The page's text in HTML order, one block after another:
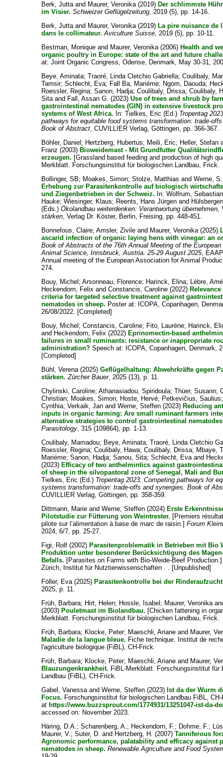
Berk, Juttaand Maurer, Veronika(2019) Der schlimmste
im Visier. Schweizer Geflügelzeitung, 2019 (5), pp. 14-16.
Berk, Juttaand Maurer, Veronika(2019) La pire nuisance de
dans le collimateur. Aviculture Suisse, 2019 (5), pp. 10-11.
Bestman, Monique and Maurer, Veronika(2006) Health and
organic poultry in Europe: state of the art and future
at: Joint Organic Congress, Odense, Denmark, May 30-31,
Beye, Aminata;Traoré, Linda Cletchio Gabriella;Coulibaly,
Tamsir;Schlecht, Eva; Fall Ba, Mariéme; Ngom, Daouda;
Roessler, Regina;Sanon, Hadja;Coulibaly, Drissa;Coulibaly,
Sitaand Fall, Assan G. (2023)Use of trees and shrub by
gastrointestinal nematodes (GIN) in extensive livestock
systems of West Africa. In:Tielkes, Eric (Ed.) Tropentag
pathways for equitable food systems transformation: trade-
Book of Abstract, CUVILLIER Verlag, Göttingen, pp. 366-367.
Böhler, Daniel ; Hertzberg, Hubertus; Meili, Eric; Heller, Stefan
Franz (2003) Bioweidemast - Mit Grundfutter
erzeugen. [Grassland based feeding and production of high
Merkblatt. Forschungsinstitut für biologischen Landbau, Frick.
Bollinger, SB; Moakes, Simon;Stolze, Matthias andWerne, S.
Erhebung zur Parasitenkontrolle auf biologisch
und Ziegenbetrieben in der Schweiz. In:Wolfrum, Sebastian
Hauke;Wiesinger, Klaus; Reents, Hans Jürgen and
(Eds.)Ökolandbau weiterdenken: Verantwortung übernehmen,
stärken, Verlag Dr. Köster, Berlin, Freising, pp. 448-451.
Bonnefous, Claire;Amsler, Zivile and Maurer, Veronika(2025)
ascarid infection of organic laying hens with vinegar: an
Book of Abstracts of the 76th Annual Meeting of the European
Animal Science, Innsbruck, Austria. 25-29 August 2025,
Annual meeting of the European Association for Animal
274.
Bouy, Michel ;Arsonneau, Florence; Harinck, Elina; Lèbre,
Heckendorn, Felix andConstancis, Caroline (2022)
criteria for targeted selective treatment against
nematodes in sheep. Poster at: ICOPA, Copanhagen,
26/08/2022. [Completed]
Bouy, Michel ;Constancis, Caroline; Fito, Laurène; Harinck,
and Heckendorn, Felix (2022) Eprinomectin-based
failures in small ruminants: resistance or inappropriate
administration? Speech at: ICOPA, Copanhagen, Denmark,
[Completed]
Bühl, Verena(2025)Geflügelhaltung: Abwehrkräfte gegen
stärken. Zürcher Bauer, 2025 (13), p. 11.
Chylinski, Caroline;Athanasiadou, Spiridoula;Thüer, Susann;
Christian; Moakes, Simon; Hoste, Hervé; Petkevičius, Saulius
Cynthia;Verkaik, Jan andWerne, Steffen (2023) Reducing
inputs in organic farming: Are small ruminant farmers
alternative strategies to control gastrointestinal
Parasitology, 315 (109864), pp. 1-13.
Coulibaly, Mamadou; Beye, Aminata;Traoré, Linda Cletchio
Roessler, Regina;Coulibaly, Hawa;Coulibaly, Drissa; Mbaye,
Mariéme;Sanon, Hadja;Sanou, Sita;Schlecht, Evaand
(2023) Efficacy of two anthelmintics against
of sheep in the silvopastoral zone of Senegal, Mali and
Tielkes, Eric (Ed.) Tropentag 2023. Competing pathways for
systems transformation: trade-offs and synergies. Book of
CUVILLIER Verlag, Göttingen, pp. 358-359.
Dittmann, Marie andWerne, Steffen (2024) Erste
Pilotstudie zur Fütterung von Weintrester. [Premiers
pilote sur l’alimentation à base de marc de raisin.]Forum
2024, 6/7, pp. 25-27.
Figi, Rolf (2002) Parasitenproblematik in Betrieben mit Bio
Produktion unter besonderer Berücksichtigung des
Befalls. [Parasites on Farms with Bio-Weide-Beef
Zürich, Institut für Nutztierwissenschaften . . [Unpublished]
Föller, Eva(2025) Parasitenkontrolle bei der
2025, p. 11.
Früh, Barbara; Hirt, Helen; Hossle, Isabel ; Maurer, Veronika
(2003) Pouletmast im Biolandbau. [Chicken fattening in
Merkblatt. Forschungsinstitut für biologischen Landbau, Frick.
Früh, Barbara; Klocke, Peter; Maeschli, Ariane and Maurer,
Maladie de la langue bleue. Fiche technique. Institut de
l'agriculture biologique (FiBL), CH-Frick.
Früh, Barbara; Klocke, Peter; Maeschli, Ariane and Maurer,
Blauzungenkrankheit. FiBL-Merkblatt. Forschungsinstitut für
Landbau (FiBL), CH-Frick.
Gabel, VanessaandWerne, Steffen (2023) Ist da der Wurm
Focus. Forschungsinstitut für biologischen Landbau FiBL,
at https://www.buzzsprout.com/1774931/13251047-ist-da-
accessed on: November 2023.
Häring, D.A.;Scharenberg, A.; Heckendorn, F.; Dohme, F.;
Maurer, V.;Suter, D. and Hertzberg, H. (2007)Tanniferous
Agronomic performance, palatability and efficacy against
nematodes in sheep. Renewable Agriculture and Food